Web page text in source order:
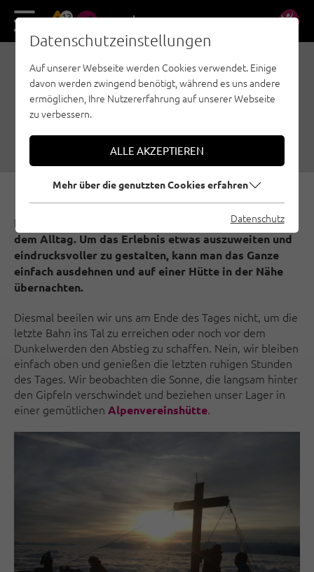
13 DE EN
4 TIPPS FÜR KLETTERN &
HÜTTENÜBERNACHTUNG
Achensee, Region Innsbruck, Sportklettern
Klettern ist für viele die kleine schnelle Flucht aus
dem Alltag. Um das Erlebnis etwas auszuweiten und
eindrucksvoller zu gestalten, kann man das Ganze
einfach ausdehnen und auf einer Hütte in der Nähe
übernachten.
Diesmal beeilen wir uns am Ende des Tages nicht, um die
letzte Bahn ins Tal zu erreichen oder noch vor dem
Dunkelwerden den Abstieg zu schaffen. Nein, wir bleiben
einfach oben und genießen die letzten ruhigen Stunden
des Tages. Wir beobachten die Sonne, die langsam hinter
den Gipfeln verschwindet und beziehen unser Lager in
einer gemütlichen Alpenvereinshütte.
Datenschutzeinstellungen
Auf unserer Webseite werden Cookies verwendet. Einige
davon werden zwingend benötigt, während es uns andere
ermöglichen, Ihre Nutzererfahrung auf unserer Webseite
zu verbessern.
ALLE AKZEPTIEREN
Mehr über die genutzten Cookies erfahren
Datenschutz